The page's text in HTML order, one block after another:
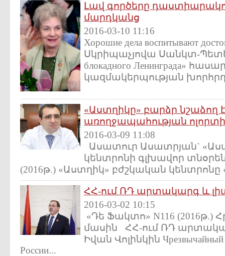
Լավ գործերը
մարդկանց
2016-03-10 11:16
Хорошие дела воспитывают
Սկրիպաչյովա Սանկտ-
блокадного Ленинграда»
կազմակերպության
«Աստղիկը» բարձր նշաձող
առողջապահության
2016-03-09 11:08
Ասատուր Ասատրյան`
կենտրոնի գլխավոր
(2016թ.) «Աստղիկ» բժշկական
ՀՀ-ում ՌԴ արտակարգ և
2016-03-02 10:15
«Դե Ֆակտո» N116 (2016թ.)
մասին ՀՀ-ում ՌԴ
Իվան Վոլինկին Чрезвычайный
России...